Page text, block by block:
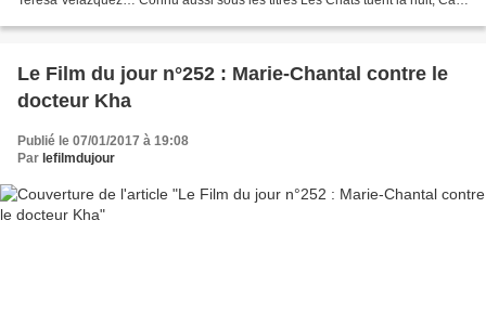
Le Film du jour n°252 : Marie-Chantal contre le
docteur Kha
Publié le 07/01/2017 à 19:08
Par lefilmdujour